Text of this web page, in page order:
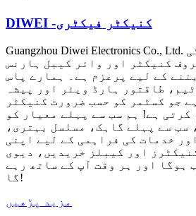
DIWEI -کنیکٹر فیکٹری
Guangzhou Diwei Electronics Co., Ltd. صنعتی کنیکٹیویٹی
کنیکٹر اور وائر کیبل ہارنس
کے لیے پرعزم ہے۔ ہمارے پاس
طاقتور ہارڈ ویئر اور پیشہ
جو کسٹمر کو حسب ضرورت کنیکٹر
ہے! ہم سب سے پہلے معیار کو
سب سے پہلے گاہک، مسلسل بہتری،
خدمات کی فراہمی کے لیے اپنی
اور کیبلز خریدیں، دیوی
ہوگا اور ہر وقت آپ کے ساتھ رہے
گا!
مزید پڑھیں